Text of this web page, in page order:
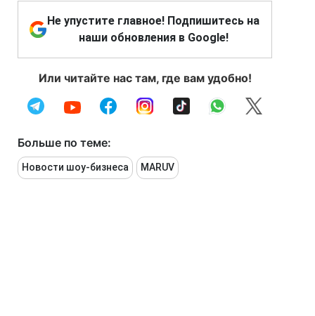
Не упустите главное! Подпишитесь на
наши обновления в Google!
Или читайте нас там, где вам удобно!
Больше по теме:
Новости шоу-бизнеса MARUV